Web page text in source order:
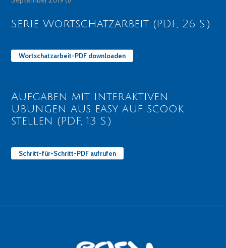
Serie Wortschatzarbeit (PDF, 26 S.)
Wortschatzarbeit-PDF downloaden
Aufgaben mit interaktiven
Übungen aus easy auf scook
stellen (PDF, 13 S.)
Schritt-für-Schritt-PDF aufrufen